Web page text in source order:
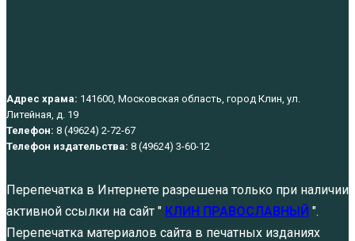
Адрес храма: 141600, Московская область, город Клин, ул.
Литейная, д. 19
Телефон: 8 (49624) 2-72-67
Телефон издательства: 8 (49624) 3-60-12
Перепечатка в Интернете разрешена только при наличии
активной ссылки на сайт " КЛИН ПРАВОСЛАВНЫЙ ".
Перепечатка материалов сайта в печатных изданиях